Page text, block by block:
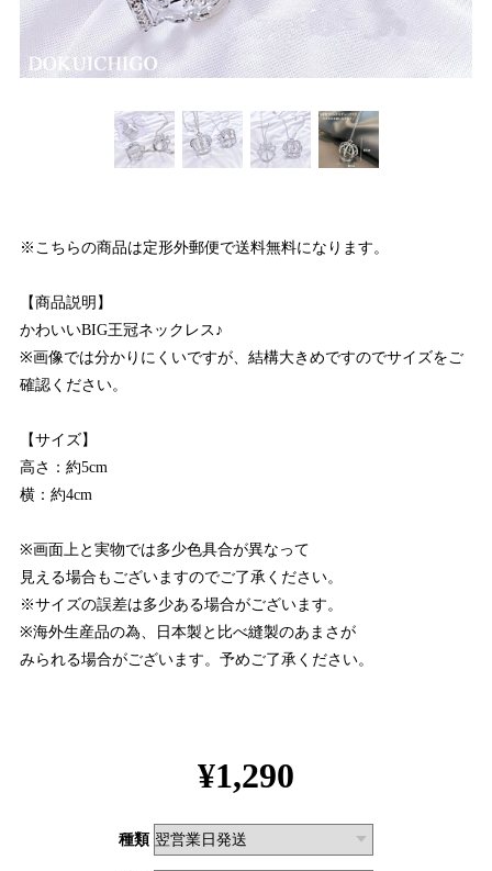
※こちらの商品は定形外郵便で送料無料になります。
【商品説明】
かわいいBIG王冠ネックレス♪
※画像では分かりにくいですが、結構大きめですのでサイズをご
確認ください。
【サイズ】
高さ：約5cm
横：約4cm
※画面上と実物では多少色具合が異なって
見える場合もございますのでご了承ください。
※サイズの誤差は多少ある場合がございます。
※海外生産品の為、日本製と比べ縫製のあまさが
みられる場合がございます。予めご了承ください。
¥1,290
種類